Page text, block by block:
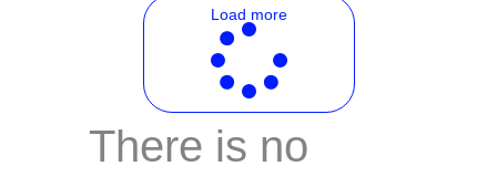
Load more
There is no